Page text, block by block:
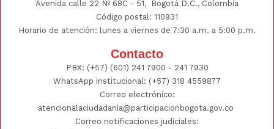
Avenida calle 22 Nº 68C - 51, Bogotá D.C., Colombia
Código postal: 110931
Horario de atención: lunes a viernes de 7:30 a.m. a 5:00 p.m.
Contacto
PBX: (+57) (601) 241 7900 - 241 7930
WhatsApp institucional: (+57) 318 4559877
Correo electrónico:
atencionalaciudadania@participacionbogota.gov.co
Correo notificaciones judiciales: